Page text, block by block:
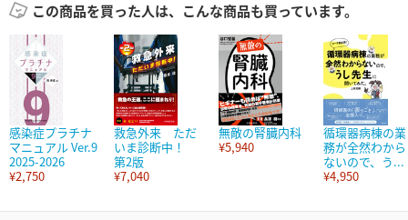
この商品を買った人は、こんな商品も買っています。
感染症プラチナ
マニュアル Ver.9
2025-2026
¥2,750
救急外来 ただ
いま診断中！
第2版
¥7,040
無敵の腎臓内科
¥5,940
循環器病棟の業
務が全然わから
ないので、う...
¥4,950